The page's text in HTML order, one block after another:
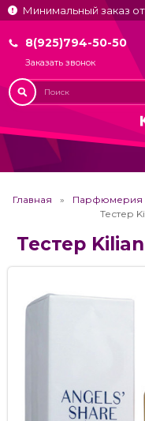
Минимальный заказ от
8(925)794-50-50
Заказать звонок
Главная Парфюмерия
Тестер
Тестер